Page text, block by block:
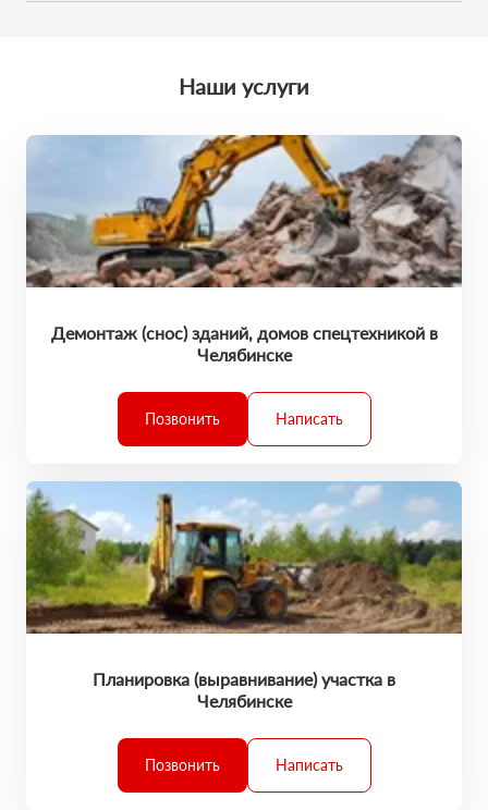
Наши услуги
Демонтаж (снос) зданий, домов спецтехникой в
Челябинске
Позвонить Написать
Планировка (выравнивание) участка в
Челябинске
Позвонить Написать